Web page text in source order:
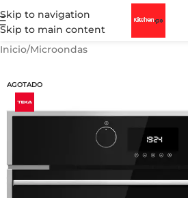
Skip to navigation
Skip to main content
Inicio/Microondas
AGOTADO